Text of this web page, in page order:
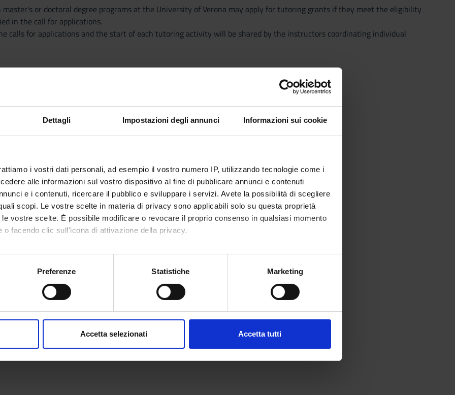
Dettagli Impostazioni degli annunci Informazioni sui cookie
i vostri dati personali, ad esempio il vostro numero IP, utilizzando tecnologie come i
alle informazioni sul vostro dispositivo al fine di pubblicare annunci e contenuti
e i contenuti, ricercare il pubblico e sviluppare i servizi. Avete la possibilità di scegliere
scopi. Le vostre scelte in materia di privacy sono applicabili solo su questa proprietà
vostre scelte. È possibile modificare o revocare il proprio consenso in qualsiasi momento
o facendo clic sull'icona di attivazione della privacy.
anche:
sulla tua posizione geografica, con un'approssimazione di qualche metro,
in qualsiasi momento dalla Dichiarazione sui cookie.
Preferenze Statistiche Marketing
Accetta selezionati Accetta tutti
or doctoral degree programs at the University of Verona may apply for tutoring grants if they meet the eligibility
in the call for applications.
calls for applications and the start of each tutoring activity will be shared by the instructors coordinating individual